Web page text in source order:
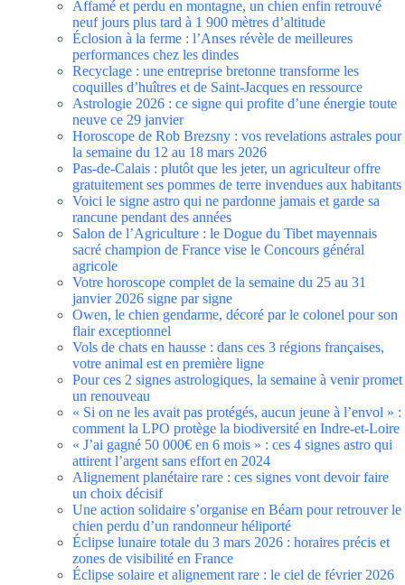
Affamé et perdu en montagne, un chien enfin retrouvé
neuf jours plus tard à 1 900 mètres d’altitude
Éclosion à la ferme : l’Anses révèle de meilleures
performances chez les dindes
Recyclage : une entreprise bretonne transforme les
coquilles d’huîtres et de Saint-Jacques en ressource
Astrologie 2026 : ce signe qui profite d’une énergie toute
neuve ce 29 janvier
Horoscope de Rob Brezsny : vos revelations astrales pour
la semaine du 12 au 18 mars 2026
Pas-de-Calais : plutôt que les jeter, un agriculteur offre
gratuitement ses pommes de terre invendues aux habitants
Voici le signe astro qui ne pardonne jamais et garde sa
rancune pendant des années
Salon de l’Agriculture : le Dogue du Tibet mayennais
sacré champion de France vise le Concours général
agricole
Votre horoscope complet de la semaine du 25 au 31
janvier 2026 signe par signe
Owen, le chien gendarme, décoré par le colonel pour son
flair exceptionnel
Vols de chats en hausse : dans ces 3 régions françaises,
votre animal est en première ligne
Pour ces 2 signes astrologiques, la semaine à venir promet
un renouveau
« Si on ne les avait pas protégés, aucun jeune à l’envol » :
comment la LPO protège la biodiversité en Indre-et-Loire
« J’ai gagné 50 000€ en 6 mois » : ces 4 signes astro qui
attirent l’argent sans effort en 2024
Alignement planétaire rare : ces signes vont devoir faire
un choix décisif
Une action solidaire s’organise en Béarn pour retrouver le
chien perdu d’un randonneur héliporté
Éclipse lunaire totale du 3 mars 2026 : horaires précis et
zones de visibilité en France
Éclipse solaire et alignement rare : le ciel de février 2026